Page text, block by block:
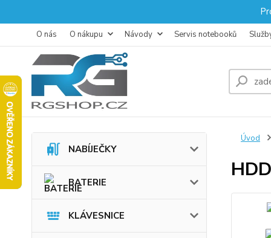
O nás O nákupu Návody Servis notebooků
NABÍJEČKY
BATERIE
KLÁVESNICE
Úvod